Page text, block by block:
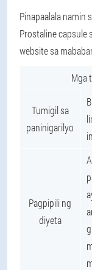
Pinapaalala namin
Prostaline capsule
website sa
Mga
Tumigil sa
paninigarilyo
Pagpipili ng
diyeta